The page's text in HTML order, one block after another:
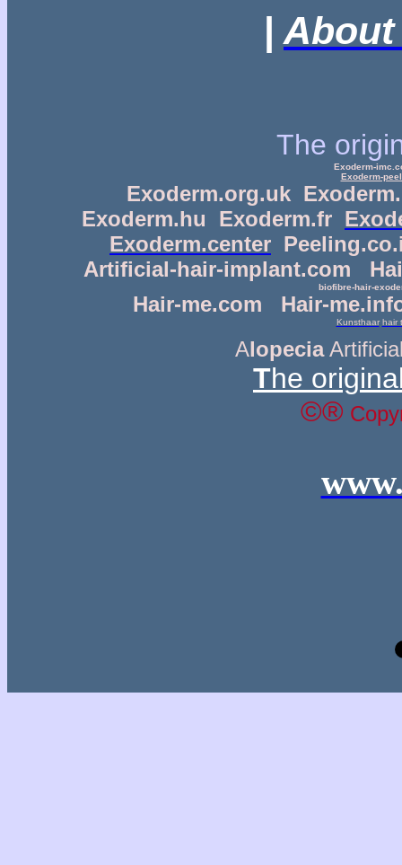
|
The
Exoderm-
Exoderm-
Exoderm.org.uk
Exoderm.hu
Exoderm.fr
Exoderm.center
Artificial-hair-implant.com H
biofibre-hair-
Hair-me.com Hair-
Kunsthaar hair
Alopecia A
The
©®